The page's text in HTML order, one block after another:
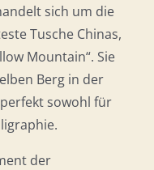
sich um die
Tusche Chinas,
Mountain“. Sie
Berg in der
sowohl für
der